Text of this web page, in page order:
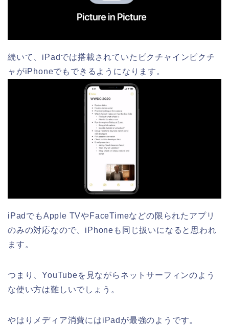
続いて、iPadでは搭載されていたピクチャインピクチ
ャがiPhoneでもできるようになります。
iPadでもApple TVやFaceTimeなどの限られたアプリ
のみの対応なので、iPhoneも同じ扱いになると思われ
ます。
つまり、YouTubeを見ながらネットサーフィンのよう
な使い方は難しいでしょう。
やはりメディア消費にはiPadが最強のようです。